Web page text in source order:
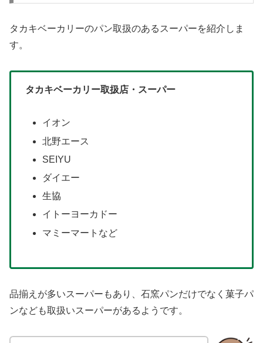
タカキベーカリーのパン取扱のあるスーパーを紹介しま
す。
タカキベーカリー取扱店・スーパー
イオン
北野エース
SEIYU
ダイエー
生協
イトーヨーカドー
マミーマートなど
品揃えが多いスーパーもあり、石窯パンだけでなく菓子パ
ンなども取扱いスーパーがあるようです。